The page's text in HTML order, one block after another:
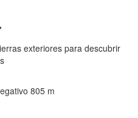
exteriores para descubrir
805 m